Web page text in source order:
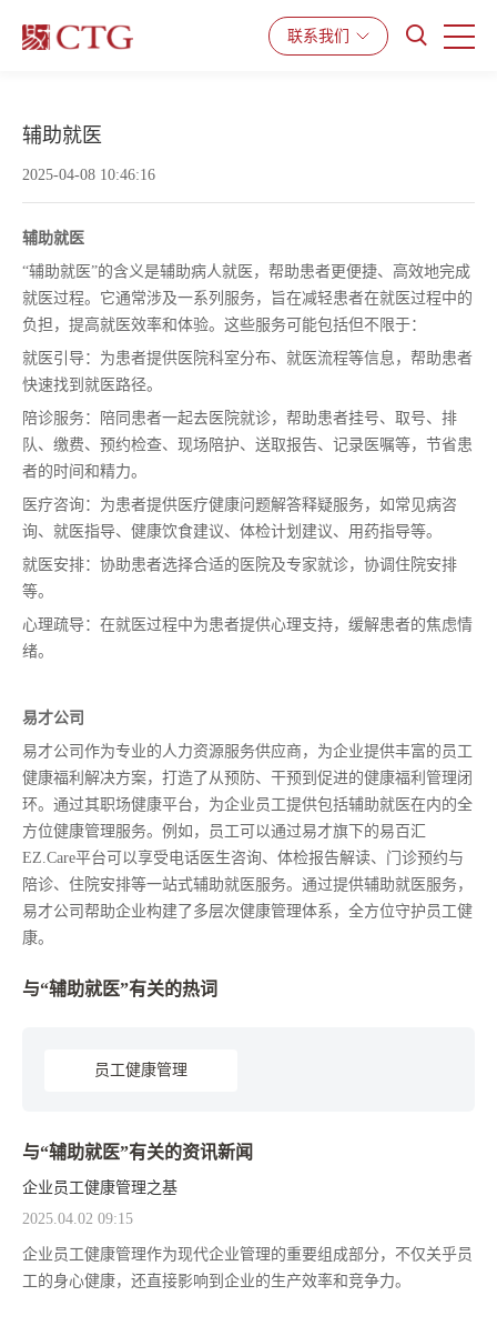
解决方案 资源中心
联系我们
辅助就医
2025-04-08 10:46:16
辅助就医
“辅助就医”的含义是辅助病人就医，帮助患者更便捷、高效地完成
就医过程。它通常涉及一系列服务，旨在减轻患者在就医过程中的
负担，提高就医效率和体验。这些服务可能包括但不限于：
就医引导：为患者提供医院科室分布、就医流程等信息，帮助患者
快速找到就医路径。
陪诊服务：陪同患者一起去医院就诊，帮助患者挂号、取号、排
队、缴费、预约检查、现场陪护、送取报告、记录医嘱等，节省患
者的时间和精力。
医疗咨询：为患者提供医疗健康问题解答释疑服务，如常见病咨
询、就医指导、健康饮食建议、体检计划建议、用药指导等。
就医安排：协助患者选择合适的医院及专家就诊，协调住院安排
等。
心理疏导：在就医过程中为患者提供心理支持，缓解患者的焦虑情
绪。
易才公司
易才公司作为专业的人力资源服务供应商，为企业提供丰富的员工
健康福利解决方案，打造了从预防、干预到促进的健康福利管理闭
环。通过其职场健康平台，为企业员工提供包括辅助就医在内的全
方位健康管理服务。例如，员工可以通过易才旗下的易百汇
EZ.Care平台可以享受电话医生咨询、体检报告解读、门诊预约与
陪诊、住院安排等一站式辅助就医服务。通过提供辅助就医服务，
易才公司帮助企业构建了多层次健康管理体系，全方位守护员工健
康。
与“辅助就医”有关的热词
员工健康管理
与“辅助就医”有关的资讯新闻
企业员工健康管理之基
2025.04.02 09:15
企业员工健康管理作为现代企业管理的重要组成部分，不仅关乎员
工的身心健康，还直接影响到企业的生产效率和竞争力。